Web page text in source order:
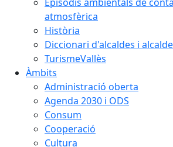
atmosfèrica
Història
Diccionari d'alcaldes i
TurismeVallès
Àmbits
Administració oberta
Agenda 2030 i ODS
Consum
Cooperació
Cultura